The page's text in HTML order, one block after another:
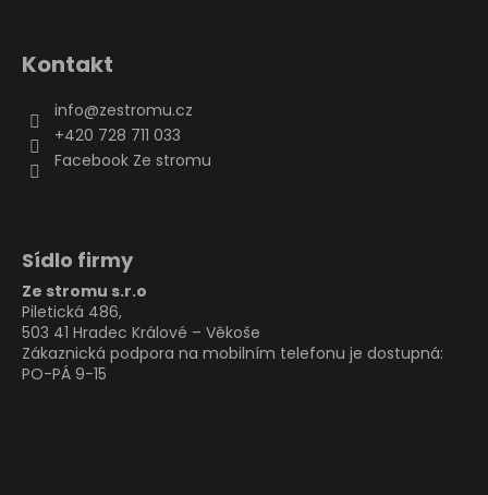
Kontakt
info@zestromu.cz
+420 728 711 033
Facebook Ze stromu
Sídlo firmy
Ze stromu s.r.o
Piletická 486,
503 41 Hradec Králové – Věkoše
Zákaznická podpora na mobilním telefonu je dostupná:
PO-PÁ 9-15